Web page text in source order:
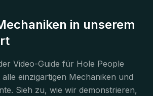
in unserem
Video-Guide für Hole People
einzigartigen Mechaniken und
Sieh zu, wie wir demonstrieren,